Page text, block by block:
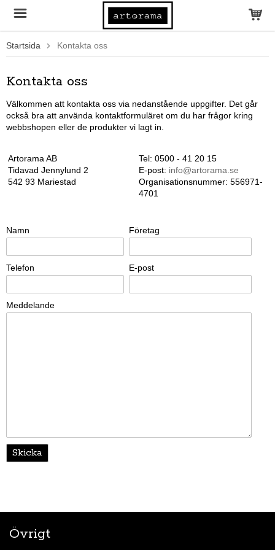
Startsida Kontakta oss
Kontakta oss
Välkommen att kontakta oss via nedanstående uppgifter. Det går
också bra att använda kontaktformuläret om du har frågor kring
webbshopen eller de produkter vi lagt in.
Artorama AB
Tidavad Jennylund 2
542 93 Mariestad
Tel: 0500 - 41 20 15
E-post: info@artorama.se
Organisationsnummer: 556971-
4701
Namn Företag
Telefon E-post
Meddelande
Övrigt